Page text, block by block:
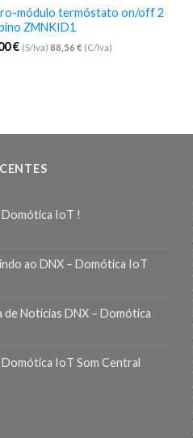
módulo termóstato on/off 2
ZMNKID1
€ (S/Iva) 88,56 € (C/Iva)
Domótica IoT !
ao DNX – Domótica IoT
de Noticias DNX – Domótica
Domótica IoT Som Central